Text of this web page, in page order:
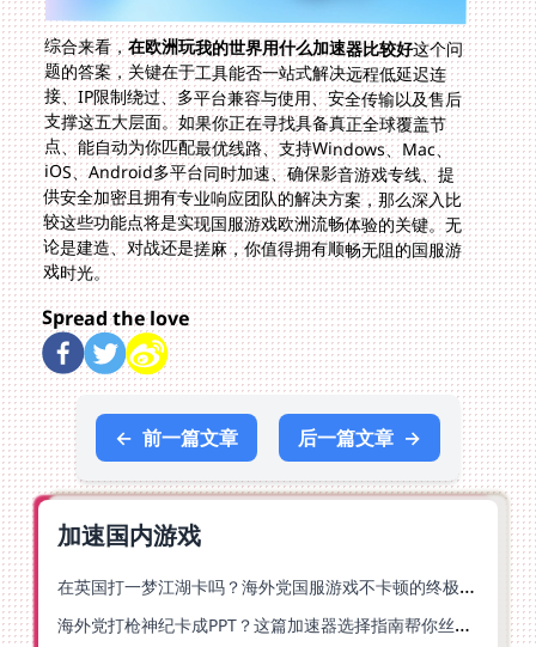
综合来看，在欧洲玩我的世界用什么加速器比较好这个问
题的答案，关键在于工具能否一站式解决远程低延迟连
接、IP限制绕过、多平台兼容与使用、安全传输以及售后
支撑这五大层面。如果你正在寻找具备真正全球覆盖节
点、能自动为你匹配最优线路、支持Windows、Mac、
iOS、Android多平台同时加速、确保影音游戏专线、提
供安全加密且拥有专业响应团队的解决方案，那么深入比
较这些功能点将是实现国服游戏欧洲流畅体验的关键。无
论是建造、对战还是搓麻，你值得拥有顺畅无阻的国服游
戏时光。
Spread the love
← 前一篇文章 后一篇文章 →
加速国内游戏
在英国打一梦江湖卡吗？海外党国服游戏不卡顿的终极解法
海外党打枪神纪卡成PPT？这篇加速器选择指南帮你丝滑上分